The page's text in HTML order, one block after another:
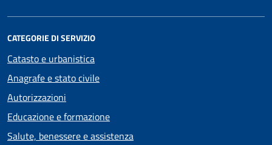
CATEGORIE DI SERVIZIO
Catasto e urbanistica
Anagrafe e stato civile
Autorizzazioni
Educazione e formazione
Salute, benessere e assistenza